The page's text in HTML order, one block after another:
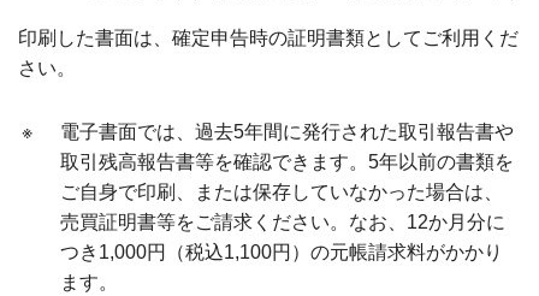
印刷した書面は、確定申告時の証明書類としてご利用くだ
さい。
※
電子書面では、過去5年間に発行された取引報告書や
取引残高報告書等を確認できます。5年以前の書類を
ご自身で印刷、または保存していなかった場合は、
売買証明書等をご請求ください。なお、12か月分に
つき1,000円（税込1,100円）の元帳請求料がかかり
ます。